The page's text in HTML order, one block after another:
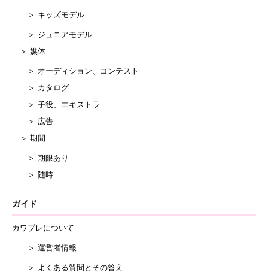
＞ キッズモデル
＞ ジュニアモデル
＞ 媒体
＞ オーディション、コンテスト
＞ カタログ
＞ 子役、エキストラ
＞ 広告
＞ 期間
＞ 期限あり
＞ 随時
ガイド
カワプレについて
＞ 運営者情報
＞ よくある質問とその答え